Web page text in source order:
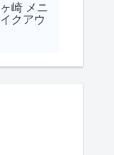
崎 メニ
クアウ